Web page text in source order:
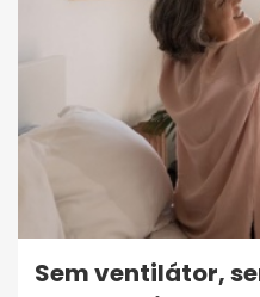
Sem ventilátor,